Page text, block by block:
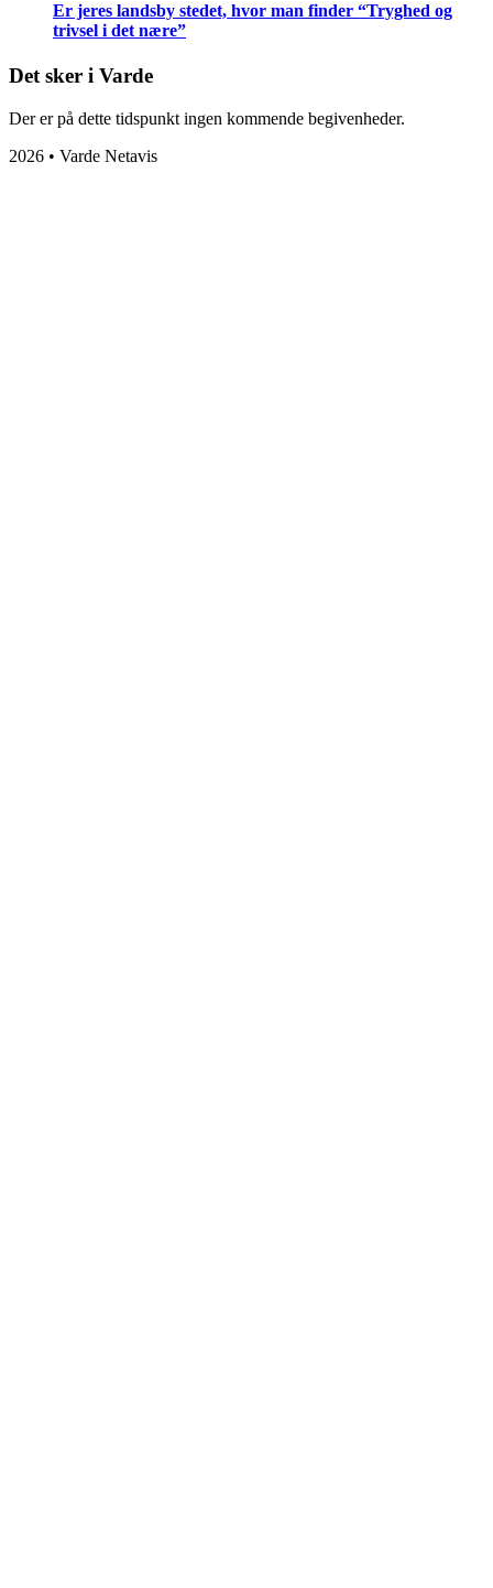
Er jeres landsby stedet, hvor man finder “Tryghed og
trivsel i det nære”
Det sker i Varde
Der er på dette tidspunkt ingen kommende begivenheder.
2026 • Varde Netavis